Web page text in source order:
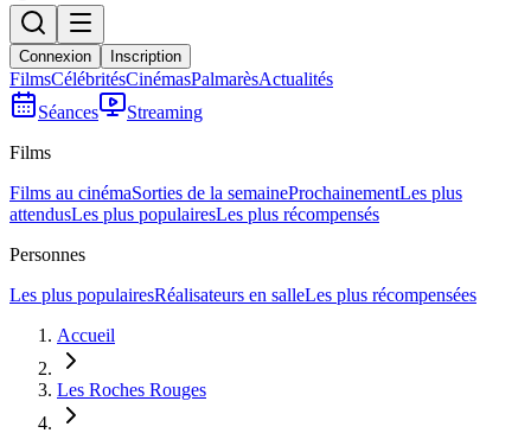
Connexion Inscription
FilmsCélébritésCinémasPalmarèsActualités
Séances
Streaming
Films
Films au cinémaSorties de la semaineProchainementLes plus
attendusLes plus populairesLes plus récompensés
Personnes
Les plus populairesRéalisateurs en salleLes plus récompensées
Accueil
Les Roches Rouges